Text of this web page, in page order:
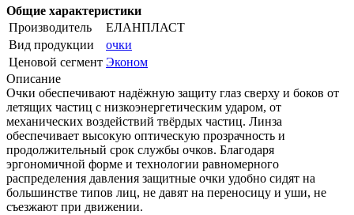
Общие характеристики
Производитель
ЕЛАНПЛАСТ
Вид продукции
очки
Ценовой сегмент Эконом
Описание
Очки обеспечивают надёжную защиту глаз сверху и боков от
летящих частиц с низкоэнергетическим ударом, от
механических воздействий твёрдых частиц. Линза
обеспечивает высокую оптическую прозрачность и
продолжительный срок службы очков. Благодаря
эргономичной форме и технологии равномерного
распределения давления защитные очки удобно сидят на
большинстве типов лиц, не давят на переносицу и уши, не
съезжают при движении.